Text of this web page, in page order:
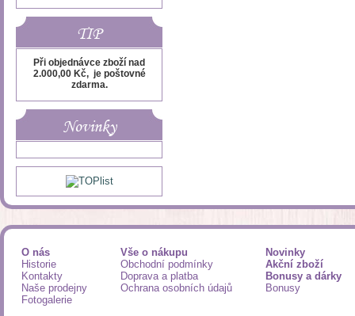
TIP
Při objednávce zboží nad
2.000,00 Kč, je poštovné
zdarma.
Novinky
O nás
Historie
Kontakty
Naše prodejny
Fotogalerie
Vše o nákupu
Obchodní podmínky
Doprava a platba
Ochrana osobních údajů
Novinky
Akční zboží
Bonusy a dárky
Bonusy